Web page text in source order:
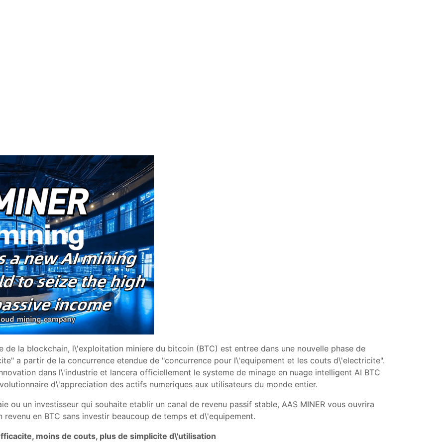
la blockchain, l\'exploitation miniere du bitcoin (BTC) est entree dans une nouvelle phase de
a partir de la concurrence etendue de "concurrence pour l\'equipement et les couts d\'electricite".
dans l\'industrie et lancera officiellement le systeme de minage en nuage intelligent AI BTC
d\'appreciation des actifs numeriques aux utilisateurs du monde entier.
ou un investisseur qui souhaite etablir un canal de revenu passif stable, AAS MINER vous ouvrira
en BTC sans investir beaucoup de temps et d\'equipement.
moins de couts, plus de simplicite d\'utilisation